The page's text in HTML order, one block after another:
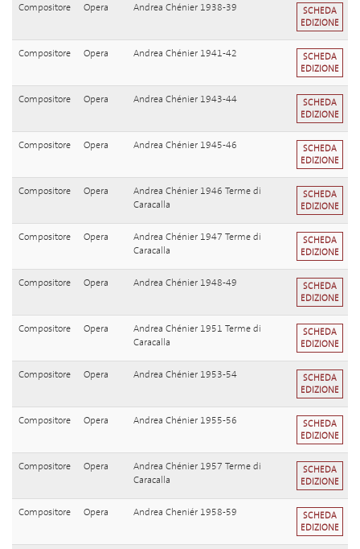
Compositore Opera Andrea Chénier 1938-39
SCHEDA
EDIZIONE
Compositore Opera Andrea Chénier 1941-42
SCHEDA
EDIZIONE
Compositore Opera Andrea Chénier 1943-44
SCHEDA
EDIZIONE
Compositore Opera Andrea Chénier 1945-46
SCHEDA
EDIZIONE
Compositore Opera
Andrea Chénier 1946 Terme di
Caracalla
SCHEDA
EDIZIONE
Compositore Opera
Andrea Chénier 1947 Terme di
Caracalla
SCHEDA
EDIZIONE
Compositore Opera Andrea Chénier 1948-49
SCHEDA
EDIZIONE
Compositore Opera
Andrea Chénier 1951 Terme di
Caracalla
SCHEDA
EDIZIONE
Compositore Opera Andrea Chénier 1953-54
SCHEDA
EDIZIONE
Compositore Opera Andrea Chénier 1955-56
SCHEDA
EDIZIONE
Compositore Opera
Andrea Chénier 1957 Terme di
Caracalla
SCHEDA
EDIZIONE
Compositore Opera Andrea Cheniér 1958-59
SCHEDA
EDIZIONE